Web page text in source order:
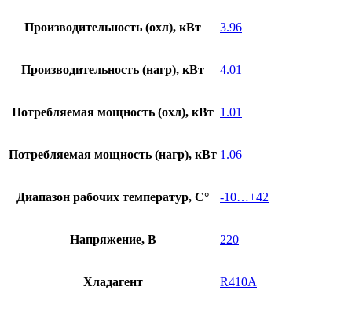
Производительность (охл), кВт 3.96
Производительность (нагр), кВт 4.01
Потребляемая мощность (охл), кВт 1.01
Потребляемая мощность (нагр), кВт 1.06
Диапазон рабочих температур, С° -10…+42
Напряжение, В 220
Хладагент R410A